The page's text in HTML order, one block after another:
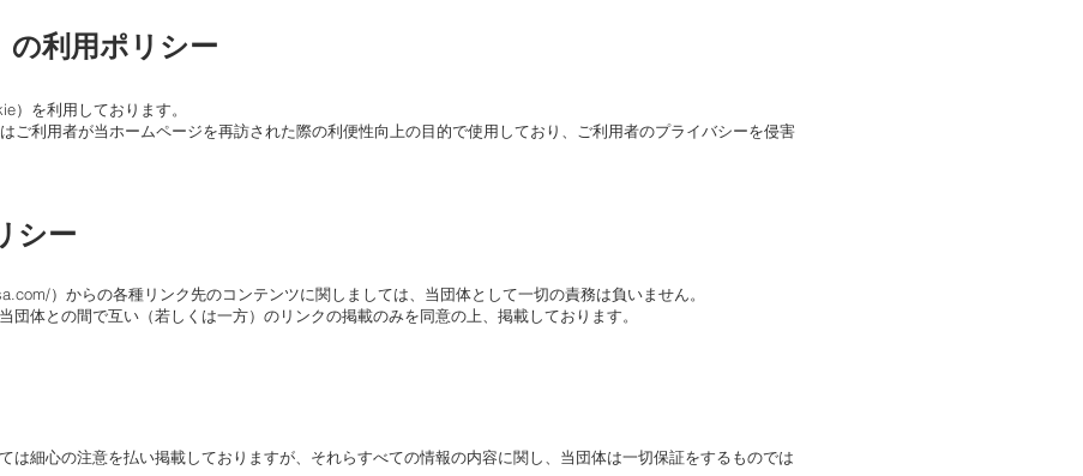
の利用ポリシー
）を利用しております。
ご利用者が当ホームページを再訪された際の利便性向上の目的で使用しており、ご利用者のプライバシーを侵害
シー
）からの各種リンク先のコンテンツに関しましては、当団体として一切の責務は負いません。
団体との間で互い（若しくは一方）のリンクの掲載のみを同意の上、掲載しております。
は細心の注意を払い掲載しておりますが、それらすべての情報の内容に関し、当団体は一切保証をするものでは